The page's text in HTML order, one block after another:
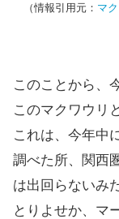
（情報引用元： マ
このことから、
このマクワウリ
これは、今年中
調べた所、関西
は出回らないみ
とりよせか、マ